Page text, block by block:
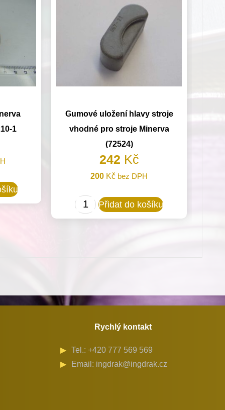
1
Gumové uložení hlavy stroje
vhodné pro stroje Minerva
(72524)
242 Kč
200 Kč bez DPH
Gumové
uložení
stroje
(72524)
Přidat do košíku
Rychlý kontakt
Tel.: +420 777 569 569
Email: ingdrak@ingdrak.cz